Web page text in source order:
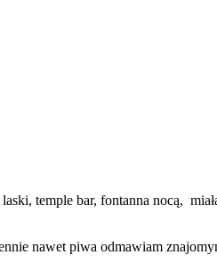
temple bar, fontanna nocą,
nawet piwa odmawiam